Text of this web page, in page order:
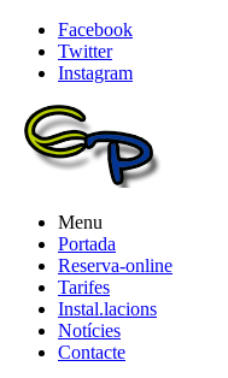
Facebook
Twitter
Instagram
Menu
Portada
Reserva-online
Tarifes
Instal.lacions
Notícies
Contacte